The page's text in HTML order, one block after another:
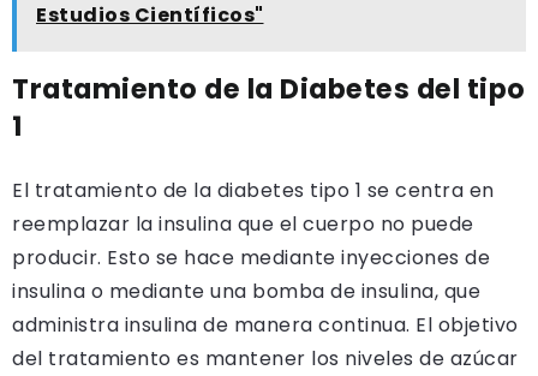
Estudios Científicos"
Tratamiento de la Diabetes del tipo
1
El tratamiento de la diabetes tipo 1 se centra en
reemplazar la insulina que el cuerpo no puede
producir. Esto se hace mediante inyecciones de
insulina o mediante una bomba de insulina, que
administra insulina de manera continua. El objetivo
del tratamiento es mantener los niveles de azúcar